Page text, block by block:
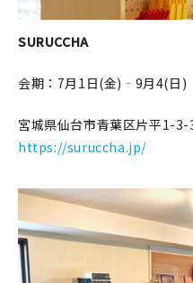
SURUCCHA
会期：7月1日(金)‐9月4(日)
宮城県仙台市青葉区片平1-
https://suruccha.jp/